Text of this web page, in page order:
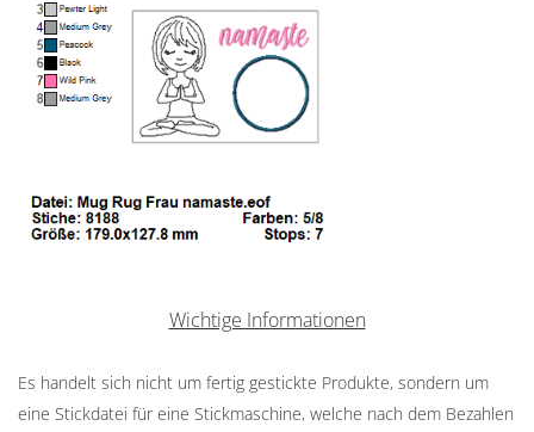
Wichtige Informationen
Es handelt sich nicht um fertig gestickte Produkte, sondern um
eine Stickdatei für eine Stickmaschine, welche nach dem Bezahlen